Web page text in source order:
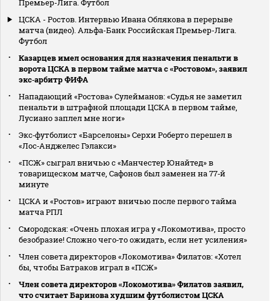
ЦСКА - Ростов. Интервью Ивана Облякова в перерыве
матча (видео). Альфа-Банк Российская Премьер-Лига.
Футбол
Казарцев имел основания для назначения пенальти в
ворота ЦСКА в первом тайме матча с «Ростовом», заявил
экс‑арбитр ФИФА
Нападающий «Ростова» Сулейманов: «Судья не заметил
пенальти в штрафной площади ЦСКА в первом тайме,
Лусиано заплел мне ноги»
Экс‑футболист «Барселоны» Серхи Роберто перешел в
«Лос‑Анджелес Гэлакси»
«ПСЖ» сыграл вничью с «Манчестер Юнайтед» в
товарищеском матче, Сафонов был заменен на 77‑й
минуте
ЦСКА и «Ростов» играют вничью после первого тайма
матча РПЛ
Смородская: «Очень плохая игра у «Локомотива», просто
безобразие! Сложно чего‑то ожидать, если нет усиления»
Член совета директоров «Локомотива» Филатов: «Хотел
бы, чтобы Батраков играл в «ПСЖ»
Член совета директоров «Локомотива» Филатов заявил,
что считает Баринова худшим футболистом ЦСКА